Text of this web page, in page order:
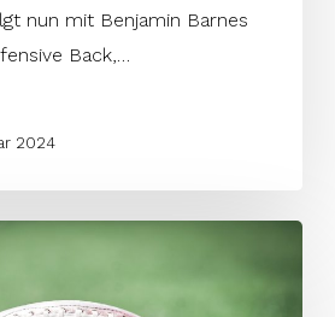
nun mit Benjamin Barnes
Back,…
2024